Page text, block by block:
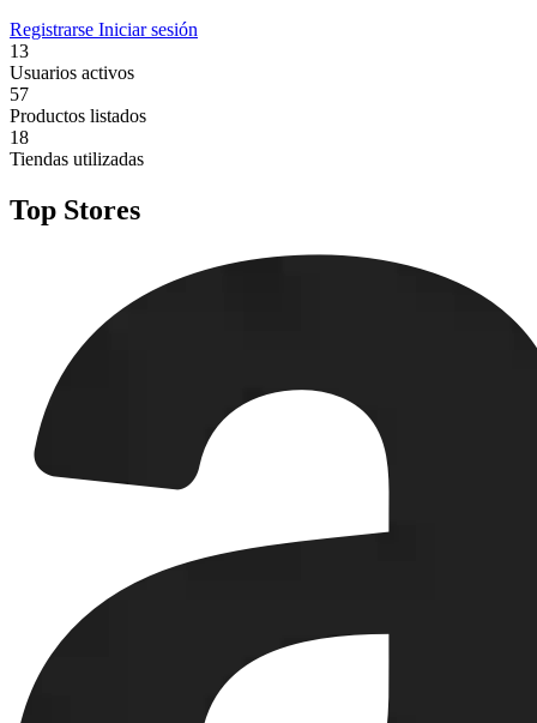
Registrarse Iniciar sesión
13
Usuarios activos
57
Productos listados
18
Tiendas utilizadas
Top Stores